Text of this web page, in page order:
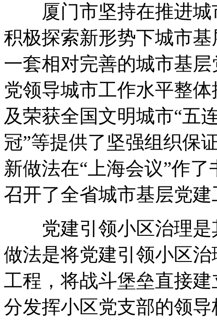
厦门市坚持在推进城
积极探索新形势下城市
一套相对完善的城市基
党领导城市工作水平整
及荣获全国文明城市“五
冠”等提供了坚强组织保
新做法在“上海会议”作
召开了全省城市基层党
党建引领小区治理是
做法是将党建引领小区
工程，将战斗堡垒直接
分发挥小区党支部的领